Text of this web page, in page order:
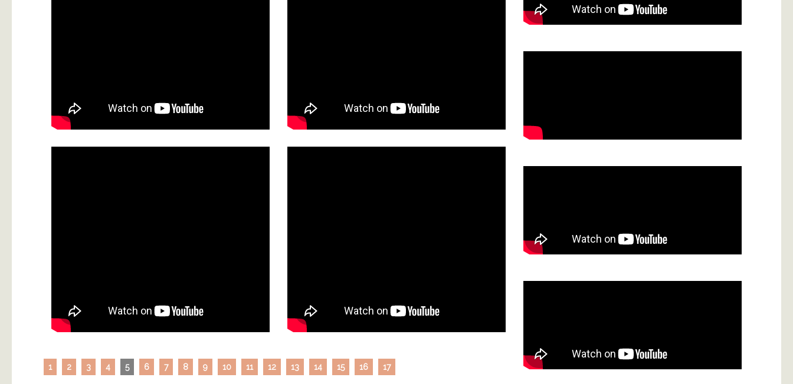
1 2 3 4 5 6 7 8 9 10 11 12 13 14 15 16 17